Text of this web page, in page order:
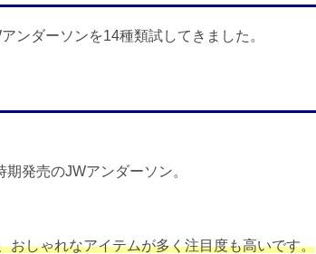
ンダーソンを14種類試してきました。
発売のJWアンダーソン。
おしゃれなアイテムが多く注目度も高いです。